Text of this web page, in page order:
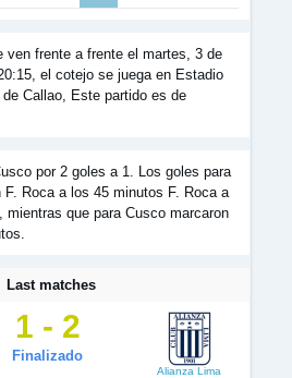
ven frente a frente el martes, 3 de
el cotejo se juega en Estadio
Callao, Este partido es de
por 2 goles a 1. Los goles para
Roca a los 45 minutos F. Roca a
mientras que para Cusco marcaron
Last matches
1 - 2
Finalizado
Alianza Lima